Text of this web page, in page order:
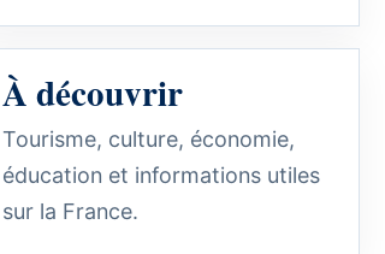
À découvrir
Tourisme, culture, économie,
éducation et informations utiles
sur la France.